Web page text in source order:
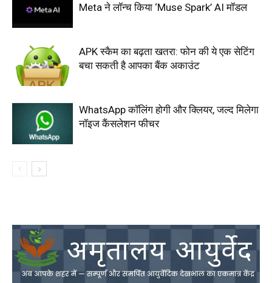
Meta ने लॉन्च किया ‘Muse Spark’ AI मॉडल
APK स्कैम का बढ़ता खतरा: फोन की ये एक सेटिंग
बचा सकती है आपका बैंक अकाउंट
WhatsApp कॉलिंग होगी और क्लियर, जल्द मिलेगा
नॉइज कैंसलेशन फीचर